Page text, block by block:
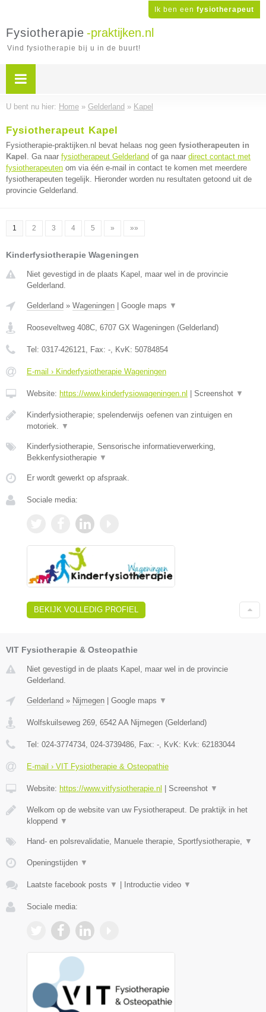
Ik ben een fysiotherapeut
Fysiotherapie -praktijken.nl
Vind fysiotherapie bij u in de buurt!
U bent nu hier: Home » Gelderland » Kapel
Fysiotherapeut Kapel
Fysiotherapie-praktijken.nl bevat helaas nog geen fysiotherapeuten in
Kapel . Ga naar fysiotherapeut Gelderland of ga naar direct contact met
fysiotherapeuten om via één e-mail in contact te komen met meerdere
fysiotherapeuten tegelijk. Hieronder worden nu resultaten getoond uit de
provincie Gelderland.
1 2 3 4 5 » »»
Kinderfysiotherapie Wageningen
Niet gevestigd in de plaats Kapel, maar wel in de provincie
Gelderland.
Gelderland » Wageningen Google maps ▼
Rooseveltweg 408C, 6707 GX Wageningen (Gelderland)
Tel: 0317-426121, Fax: -, KvK: 50784854
E-mail › Kinderfysiotherapie Wageningen
Website: https://www.kinderfysiowageningen.nl Screenshot ▼
Kinderfysiotherapie; spelenderwijs oefenen van zintuigen en
motoriek. ▼
Kinderfysiotherapie, Sensorische informatieverwerking,
Bekkenfysiotherapie ▼
Er wordt gewerkt op afspraak.
Sociale media:
BEKIJK VOLLEDIG PROFIEL
VIT Fysiotherapie & Osteopathie
Niet gevestigd in de plaats Kapel, maar wel in de provincie
Gelderland.
Gelderland » Nijmegen Google maps ▼
Wolfskuilseweg 269, 6542 AA Nijmegen (Gelderland)
Tel: 024-3774734, 024-3739486, Fax: -, KvK: Kvk: 62183044
E-mail › VIT Fysiotherapie & Osteopathie
Website: https://www.vitfysiotherapie.nl Screenshot ▼
Welkom op de website van uw Fysiotherapeut. De praktijk in het
kloppend ▼
Hand- en polsrevalidatie, Manuele therapie, Sportfysiotherapie, ▼
Openingstijden ▼
Laatste facebook posts ▼ Introductie video ▼
Sociale media: